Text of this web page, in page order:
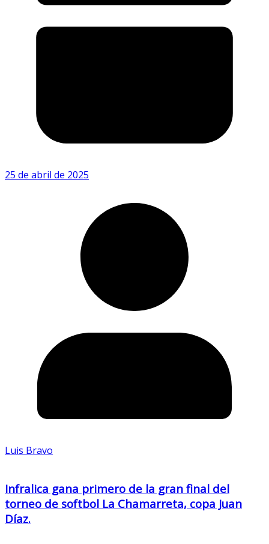
25 de abril de 2025
Luis Bravo
Infralica gana primero de la gran final del
torneo de softbol La Chamarreta, copa Juan
Díaz.